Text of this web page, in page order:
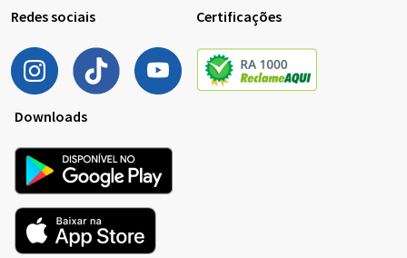
Redes sociais Certificações
Downloads